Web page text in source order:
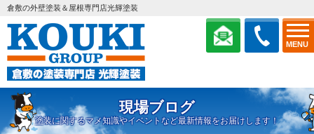
MENU
倉敷の外壁塗装＆屋根専門店光輝塗装
現場ブログ
塗装に関するマメ知識やイベントなど最新情報をお届けします！